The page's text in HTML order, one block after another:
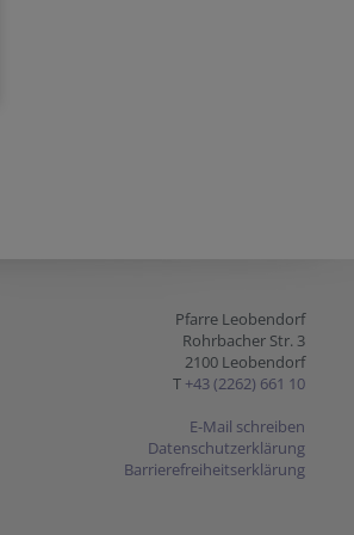
Pfarre Leobendorf
Rohrbacher Str. 3
2100 Leobendorf
T +43 (2262) 661 10
E-Mail schreiben
Datenschutzerklärung
Barrierefreiheitserklärung